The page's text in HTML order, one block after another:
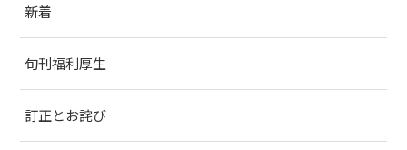
新着
旬刊福利厚生
訂正とお詫び